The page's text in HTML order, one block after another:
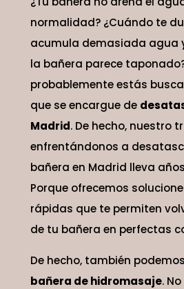
normalidad? ¿Cuándo te
acumula demasiada agua
la bañera parece
probablemente estás
que se encargue de
Madrid. De hecho, nuestro
enfrentándonos a
bañera en Madrid lleva
Porque ofrecemos
rápidas que te permiten
de tu bañera en perfectas
De hecho, también podemos
bañera de hidromasaje.